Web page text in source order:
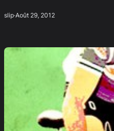
slip·Août 29, 2012